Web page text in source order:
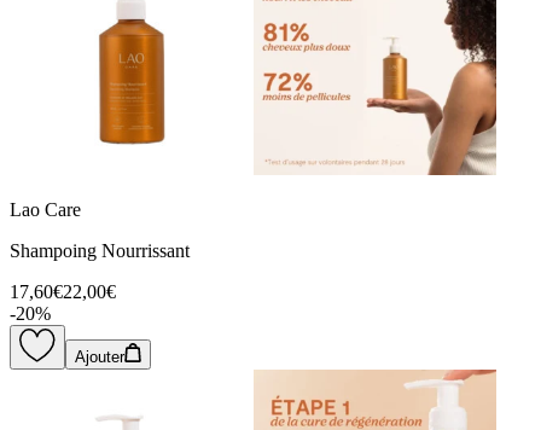
Lao Care
Shampoing Nourrissant
17,60€22,00€
-20%
Ajouter